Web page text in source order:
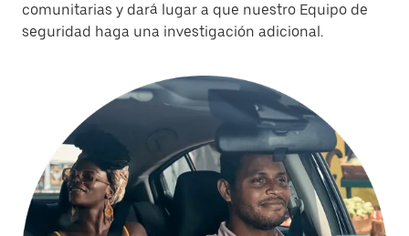
comunitarias y dará lugar a que nuestro Equipo de
seguridad haga una investigación adicional.